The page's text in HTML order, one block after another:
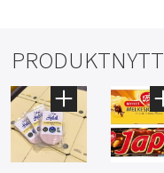
PRODUKTNYTT